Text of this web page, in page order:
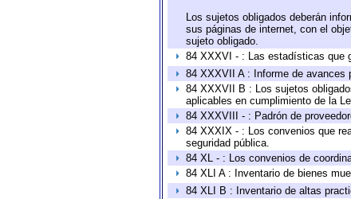
Los sujetos obligados deberán
sus páginas de internet, con el
sujeto obligado.
84 XXXVI - : Las estadísticas que
84 XXXVII A : Informe de avances
84 XXXVII B : Los sujetos
aplicables en cumplimiento de la
84 XXXVIII - : Padrón de
84 XXXIX - : Los convenios que
seguridad pública.
84 XL - : Los convenios de
84 XLI A : Inventario de bienes
84 XLI B : Inventario de altas